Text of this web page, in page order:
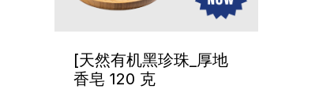
[天然有机黑珍珠_厚地
香皂 120 克